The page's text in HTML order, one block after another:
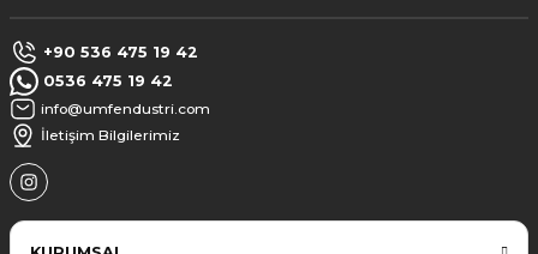
+90 536 475 19 42
0536 475 19 42
info@umfendustri.com
İletişim Bilgilerimiz